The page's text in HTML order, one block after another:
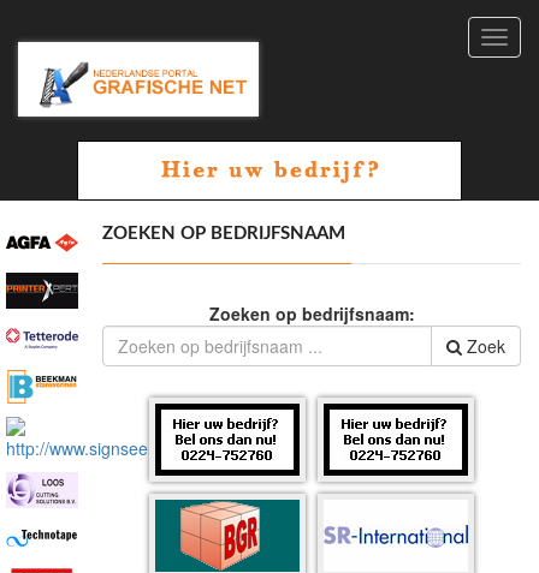
ZOEKEN OP BEDRIJFSNAAM
Zoeken op bedrijfsnaam:
Zoek